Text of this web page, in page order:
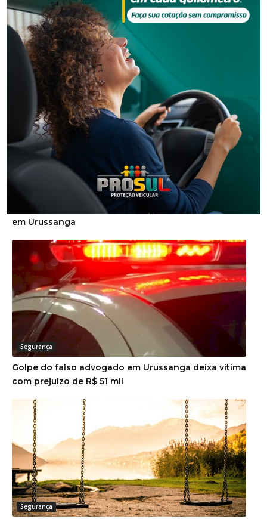
NOTÍCIAS RELACIONADAS
Homem é preso por descumprir medida protetiva
em Urussanga
Segurança
Golpe do falso advogado em Urussanga deixa vítima
com prejuízo de R$ 51 mil
Segurança